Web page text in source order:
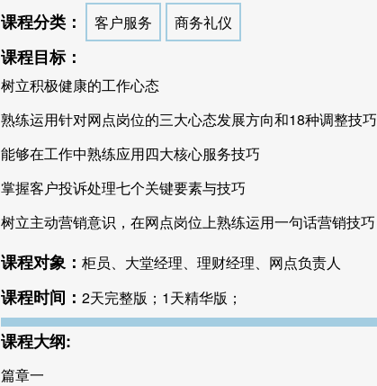
课程分类：
客户服务 商务礼仪
课程目标：
树立积极健康的工作心态
熟练运用针对网点岗位的三大心态发展方向和18种调整技巧
能够在工作中熟练应用四大核心服务技巧
掌握客户投诉处理七个关键要素与技巧
树立主动营销意识，在网点岗位上熟练运用一句话营销技巧
课程对象： 柜员、大堂经理、理财经理、网点负责人
课程时间： 2天完整版；1天精华版；
课程大纲:
篇章一